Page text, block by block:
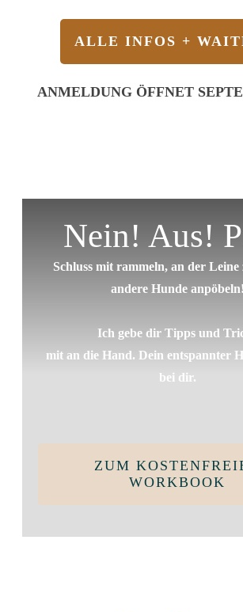
ALLE INFOS +
ANMELDUNG ÖFFNET
Nein! Aus!
Schluss mit rammeln, an der
andere Hunde anpöbeln!
Ich gebe dir Tipps und
mit an die Hand. Dein entspannter
bei dir.
ZUM
WORKBOOK